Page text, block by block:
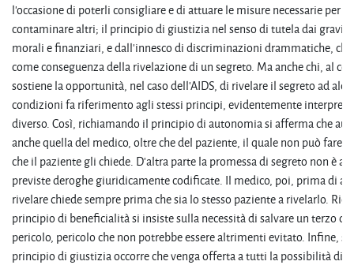
l'occasione di poterli consigliare e di attuare le misure necessarie per
contaminare altri; il principio di giustizia nel senso di tutela dai gravi
morali e finanziari, e dall'innesco di discriminazioni drammatiche,
come conseguenza della rivelazione di un segreto. Ma anche chi, al
sostiene la opportunità, nel caso dell'AIDS, di rivelare il segreto ad
condizioni fa riferimento agli stessi principi, evidentemente
diverso. Così, richiamando il principio di autonomia si afferma che
anche quella del medico, oltre che del paziente, il quale non può fare
che il paziente gli chiede. D'altra parte la promessa di segreto non è
previste deroghe giuridicamente codificate. Il medico, poi, prima di
rivelare chiede sempre prima che sia lo stesso paziente a rivelarlo.
principio di beneficialità si insiste sulla necessità di salvare un terzo da
pericolo, pericolo che non potrebbe essere altrimenti evitato. Infine,
principio di giustizia occorre che venga offerta a tutti la possibilità di